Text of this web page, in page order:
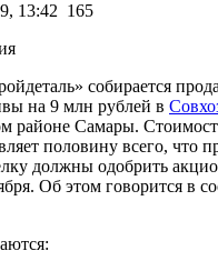
13:42 165
собирается
на 9 млн рублей в
районе Самары.
половину всего, что
должны одобрить
Об этом говорится в